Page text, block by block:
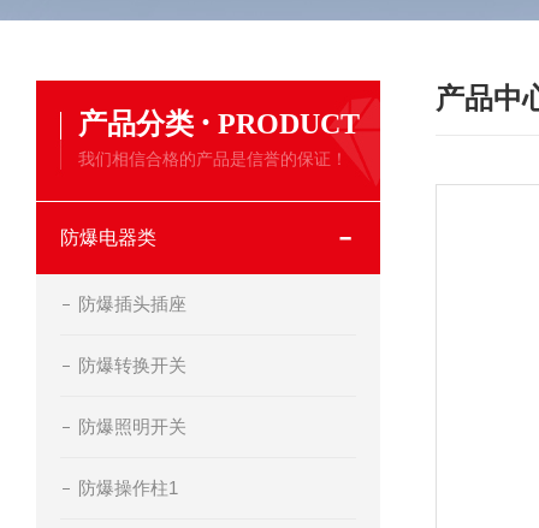
产品分类 · PRODUCT
我们相信合格的产品是信誉的保证！
防爆电器类
防爆插头插座
防爆转换开关
防爆照明开关
防爆操作柱1
产品中